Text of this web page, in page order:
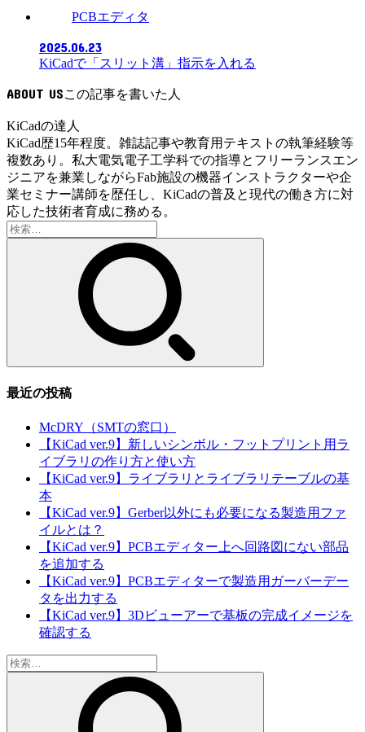
PCBエディタ
2025.06.23
KiCadで「スリット溝」指示を入れる
ABOUT US
KiCadの達人
KiCad歴15年程度。雑誌記事や教育用テキストの執筆経験等
複数あり。私大電気電子工学科での指導とフリーランスエン
ジニアを兼業しながらFab施設の機器インストラクターや企
業セミナー講師を歴任し、KiCadの普及と現代の働き方に対
応した技術者育成に務める。
検
索:
最近の投稿
McDRY（SMTの窓口）
【KiCad ver.9】新しいシンボル・フットプリント用ラ
イブラリの作り方と使い方
【KiCad ver.9】ライブラリとライブラリテーブルの基
本
【KiCad ver.9】Gerber以外にも必要になる製造用ファ
イルとは？
【KiCad ver.9】PCBエディター上へ回路図にない部品
を追加する
【KiCad ver.9】PCBエディターで製造用ガーバーデー
タを出力する
【KiCad ver.9】3Dビューアーで基板の完成イメージを
確認する
検
索: